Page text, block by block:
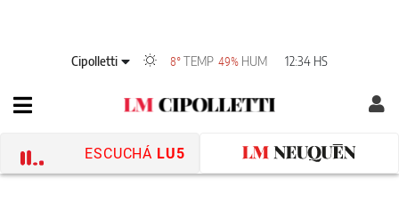
Cipolletti 8°TEMP 49% HUM 12:34 HS
ESCUCHÁ LU5